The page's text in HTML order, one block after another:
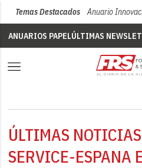
Temas Destacados Anuario
ANUARIOS PAPELÚLTIMAS
ÚLTIMAS
SERVICE-ESPANA